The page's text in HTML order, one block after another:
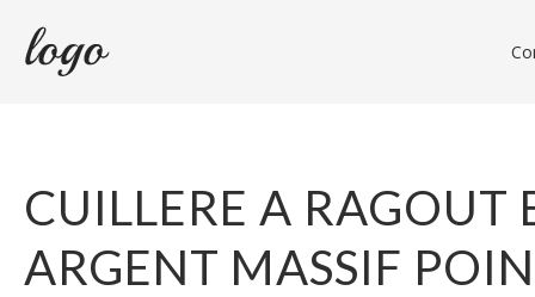
CUILLERE A RAGOUT
ARGENT MASSIF